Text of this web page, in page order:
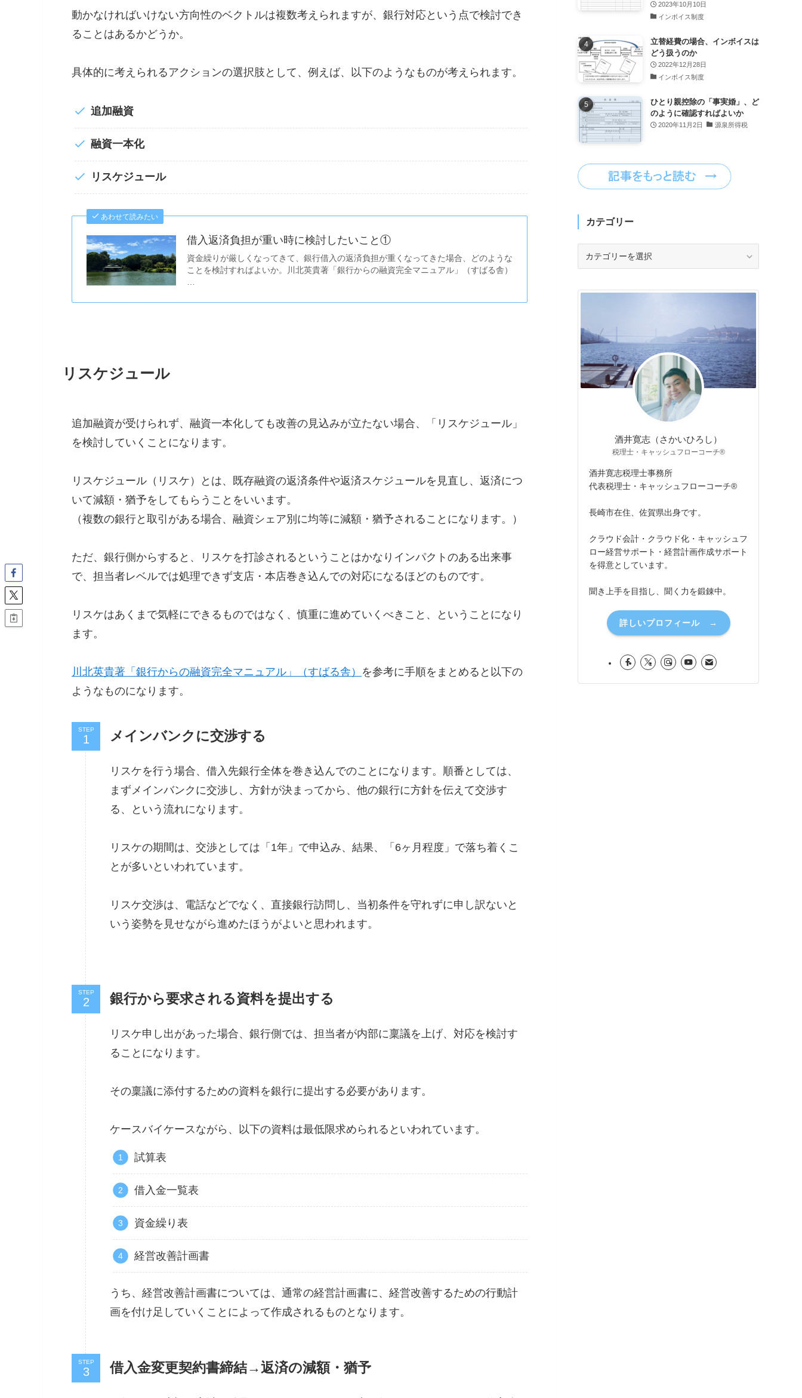
動かなければいけない方向性のベクトルは複数考えられますが、銀行対応という点で検討でき
ることはあるかどうか。
具体的に考えられるアクションの選択肢として、例えば、以下のようなものが考えられます。
追加融資
融資一本化
リスケジュール
あわせて読みたい
借入返済負担が重い時に検討したいこと①
資金繰りが厳しくなってきて、銀行借入の返済負担が重くなってきた場合、どのような
ことを検討すればよいか。川北英貴著「銀行からの融資完全マニュアル」（すばる舎）
リスケジュール
追加融資が受けられず、融資一本化しても改善の見込みが立たない場合、「リスケジュール」
を検討していくことになります。
リスケジュール（リスケ）とは、既存融資の返済条件や返済スケジュールを見直し、返済につ
いて減額・猶予をしてもらうことをいいます。
（複数の銀行と取引がある場合、融資シェア別に均等に減額・猶予されることになります。）
ただ、銀行側からすると、リスケを打診されるということはかなりインパクトのある出来事
で、担当者レベルでは処理できず支店・本店巻き込んでの対応になるほどのものです。
リスケはあくまで気軽にできるものではなく、慎重に進めていくべきこと、ということになり
ます。
川北英貴著「銀行からの融資完全マニュアル」（すばる舎） を参考に手順をまとめると以下の
ようなものになります。
STEP メインバンクに交渉する
リスケを行う場合、借入先銀行全体を巻き込んでのことになります。順番としては、
まずメインバンクに交渉し、方針が決まってから、他の銀行に方針を伝えて交渉す
る、という流れになります。
リスケの期間は、交渉としては「1年」で申込み、結果、「6ヶ月程度」で落ち着くこ
とが多いといわれています。
リスケ交渉は、電話などでなく、直接銀行訪問し、当初条件を守れずに申し訳ないと
いう姿勢を見せながら進めたほうがよいと思われます。
STEP 銀行から要求される資料を提出する
リスケ申し出があった場合、銀行側では、担当者が内部に稟議を上げ、対応を検討す
ることになります。
その稟議に添付するための資料を銀行に提出する必要があります。
ケースバイケースながら、以下の資料は最低限求められるといわれています。
試算表
借入金一覧表
資金繰り表
経営改善計画書
うち、経営改善計画書については、通常の経営計画書に、経営改善するための行動計
画を付け足していくことによって作成されるものとなります。
STEP 借入金変更契約書締結→返済の減額・猶予
2023年10月10日
インボイス制度
立替経費の場合、インボイスは
どう扱うのか
2022年12月28日
インボイス制度
ひとり親控除の「事実婚」、ど
のように確認すればよいか
2020年11月2日 源泉所得税
カテゴリー
リ
酒井寛志（さかいひろし）
税理士・キャッシュフローコーチ®
酒井寛志税理士事務所
代表税理士・キャッシュフローコーチ®
長崎市在住、佐賀県出身です。
クラウド会計・クラウド化・キャッシュフ
ロー経営サポート・経営計画作成サポート
を得意としています。
聞き上手を目指し、聞く力を鍛錬中。
詳しいプロフィール →